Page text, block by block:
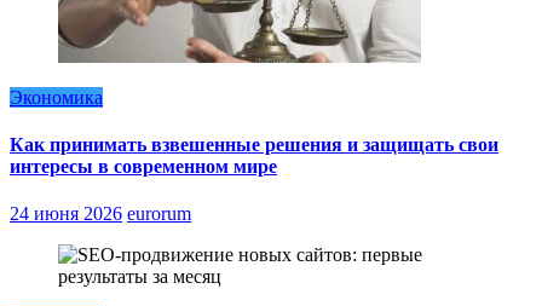
Экономика
Как принимать взвешенные решения и защищать свои
интересы в современном мире
24 июня 2026 eurorum